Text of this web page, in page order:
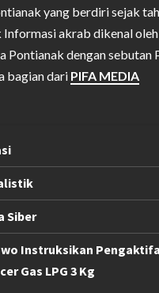
yang berdiri sejak
Informasi akrab dikenal oleh
Pontianak dengan sebutan
bagian dari PIFA MEDIA
Siber
Instruksikan
Gas LPG 3 Kg